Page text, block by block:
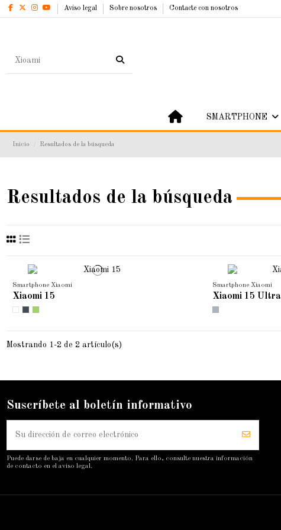
Aviso legal Sobre nosotros Contacte con nosotros
SMARTPHONE
Inicio Resultados de la búsqueda
Resultados de la búsqueda
Smartphone Xiaomi
Xiaomi 15
Smartphone Xiaomi
Xiaomi 15 Ultra
Mostrando 1-2 de 2 artículo(s)
Suscríbete al boletín informativo
Puede darse de baja en cualquier momento. Para ello, consulte nuestra información
de contacto en el aviso legal.